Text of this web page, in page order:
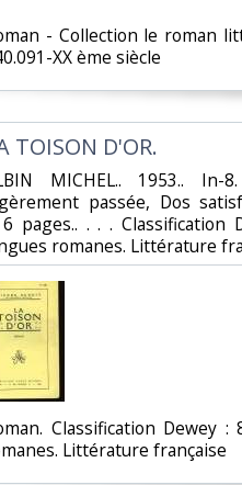
- Collection le roman
XX ème siècle‎
TOISON D'OR.‎
MICHEL.. 1953..
passée, Dos
pages.. . . . Classification
romanes. Littérature
Classification Dewey
Littérature française‎